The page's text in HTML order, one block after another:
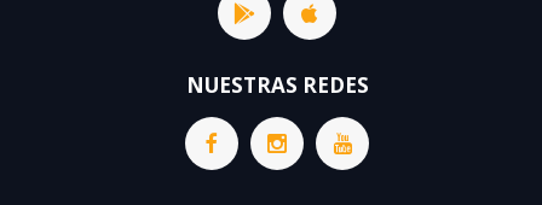
NUESTRAS REDES